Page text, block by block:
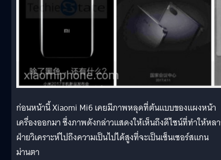
ก่อนหน้านี้ Xiaomi Mi6 เคยมีภาพหลุดที่ต้นแบบของแผงหน้า
เครื่องออกมา ซึ่งภาพดังกล่าวแสดงให้เห็นถึงดีไซน์ที่ทำให้หล
ฝ่ายวิเคราะห์ไปถึงความเป็นไปได้สูงที่จะเป็นเซ็นเซอร์สแกน
ม่านตา